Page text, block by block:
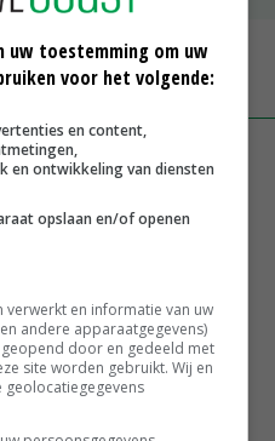
melkprijs daalt licht in
eerste zaaiuien op
uw toestemming om uw
voor het volgende:
en content,
en ontwikkeling van diensten
opslaan en/of openen
en informatie van uw
andere apparaatgegevens)
door en gedeeld met
site worden gebruikt. Wij en
geolocatiegegevens